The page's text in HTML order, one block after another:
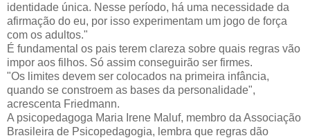
identidade única. Nesse período, há uma necessidade da
afirmação do eu, por isso experimentam um jogo de força
com os adultos."
É fundamental os pais terem clareza sobre quais regras vão
impor aos filhos. Só assim conseguirão ser firmes.
"Os limites devem ser colocados na primeira infância,
quando se constroem as bases da personalidade",
acrescenta Friedmann.
A psicopedagoga Maria Irene Maluf, membro da Associação
Brasileira de Psicopedagogia, lembra que regras dão